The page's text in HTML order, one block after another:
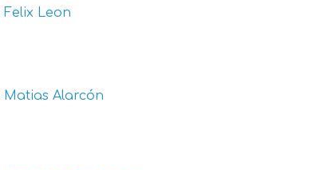
Felix Leon
Matias Alarcón